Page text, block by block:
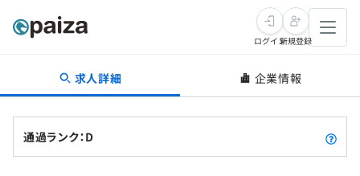
転職・キャリア
新卒就活
ログイン新規登録
求人詳細 企業情報
通過ランク：D